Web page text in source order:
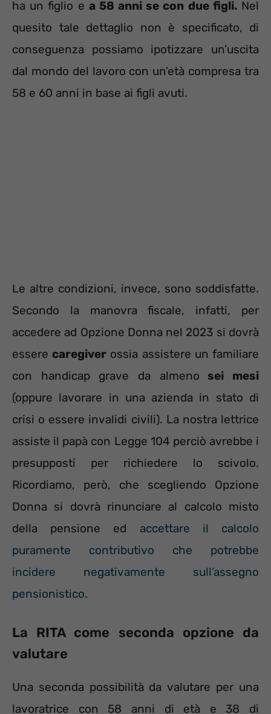
ha un figlio e a 58 anni se con due figli.Nel
quesito tale dettaglio non è specificato, di
conseguenza possiamo ipotizzare un’uscita
dal mondo del lavoro con un’età compresa tra
58 e 60 anni in base ai figli avuti.
Le altre condizioni, invece, sono soddisfatte.
Secondo la manovra fiscale, infatti, per
accedere ad Opzione Donna nel 2023 si dovrà
essere caregiver ossia assistere un familiare
con handicap grave da almeno sei mesi
(oppure lavorare in una azienda in stato di
crisi o essere invalidi civili). La nostra lettrice
assiste il papà con Legge 104 perciò avrebbe i
presupposti per richiedere lo scivolo.
Ricordiamo, però, che scegliendo Opzione
Donna si dovrà rinunciare al calcolo misto
della pensione ed accettare il calcolo
puramente contributivo che potrebbe
incidere negativamente sull’assegno
pensionistico.
La RITA come seconda opzione da
valutare
Una seconda possibilità da valutare per una
lavoratrice con 58 anni di età e 38 di